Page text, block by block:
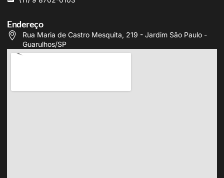
Endereço
Rua Maria de Castro Mesquita, 219 - Jardim São Paulo -
Guarulhos/SP